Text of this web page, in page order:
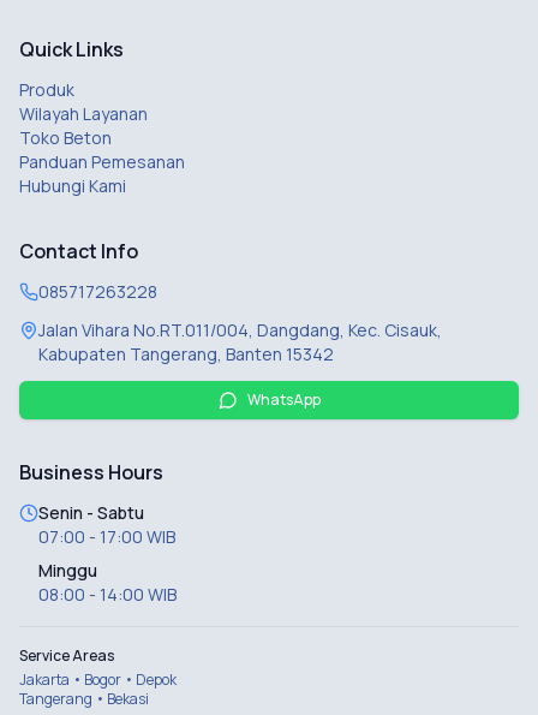
Quick Links
Produk
Wilayah Layanan
Toko Beton
Panduan Pemesanan
Hubungi Kami
Contact Info
085717263228
Jalan Vihara No.RT.011/004, Dangdang, Kec. Cisauk,
Kabupaten Tangerang, Banten 15342
WhatsApp
Business Hours
Senin - Sabtu
07:00 - 17:00 WIB
Minggu
08:00 - 14:00 WIB
Service Areas
Jakarta • Bogor • Depok
Tangerang • Bekasi